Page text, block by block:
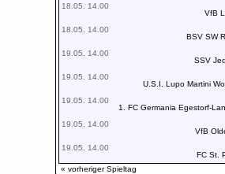
18.05. 14.00
VfB
18.05. 14.00
BSV SW
19.05. 14.00
SSV
19.05. 14.00
U.S.I. Lupo Martini
19.05. 14.00
1. FC Germania Egestorf-
19.05. 14.00
VfB
19.05. 14.00
FC St.
« vorheriger Spieltag